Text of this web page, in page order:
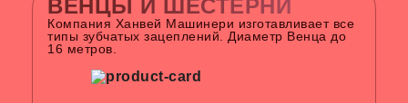
ВЕНЦЫ И ШЕСТЕРНИ
Компания Ханвей Машинери изготавливает все
типы зубчатых зацеплений. Диаметр Венца до
16 метров.